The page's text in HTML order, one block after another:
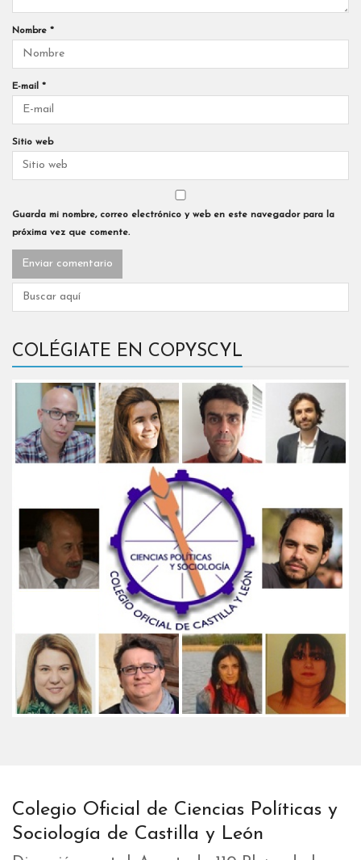
Nombre *
E-mail *
Sitio web
Guarda mi nombre, correo electrónico y web en este navegador para la
próxima vez que comente.
COLÉGIATE EN COPYSCYL
Colegio Oficial de Ciencias Políticas y
Sociología de Castilla y León